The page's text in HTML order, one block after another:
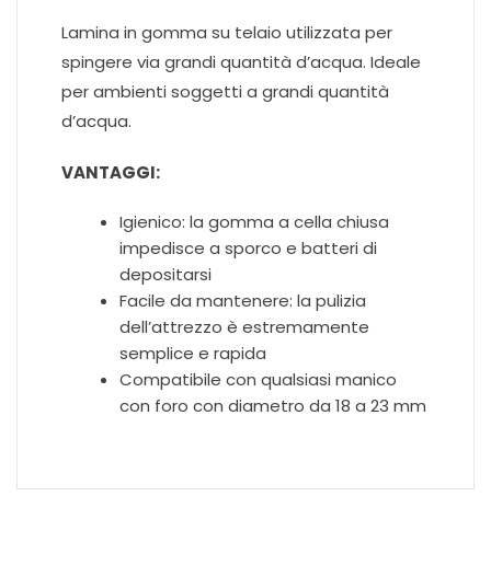
Lamina in gomma su telaio utilizzata per
spingere via grandi quantità d’acqua. Ideale
per ambienti soggetti a grandi quantità
d’acqua.
VANTAGGI:
Igienico: la gomma a cella chiusa
impedisce a sporco e batteri di
depositarsi
Facile da mantenere: la pulizia
dell’attrezzo è estremamente
semplice e rapida
Compatibile con qualsiasi manico
con foro con diametro da 18 a 23 mm